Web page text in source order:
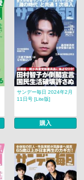
サンデー毎日 2024年2月
11日号 [Lite版]
購入